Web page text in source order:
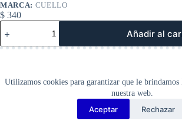
Utilizamos cookies para garantizar que le
nuestra web.
Aceptar Rechazar
MARCA: CUELLO
$ 340
Lima
«CUELLO»
cuadrada
Cod:41750111
Añadir al
Copyright Barbosa Tools©